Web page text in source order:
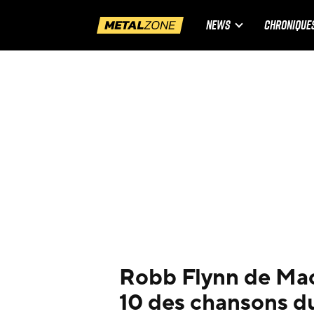
NEWS
Robb Flynn de
10 des chansons